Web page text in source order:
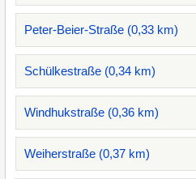
Peter-Beier-Straße (0,33 km)
Schülkestraße (0,34 km)
Windhukstraße (0,36 km)
Weiherstraße (0,37 km)